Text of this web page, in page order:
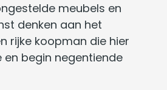
meubels en
denken aan het
rijke koopman die hier
begin negentiende